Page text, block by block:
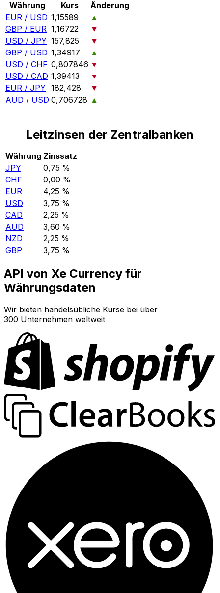
Währung Kurs
Änderung
EUR / USD 1,15589
▲
GBP / EUR 1,16722
▼
USD / JPY 157,825
▼
GBP / USD 1,34917
▲
USD / CHF 0,807846 ▼
USD / CAD 1,39413
▼
EUR / JPY 182,428
▼
AUD / USD 0,706728 ▲
Leitzinsen der Zentralbanken
Währung Zinssatz
JPY
0,75 %
CHF
0,00 %
EUR
4,25 %
USD
3,75 %
CAD
2,25 %
AUD
3,60 %
NZD
2,25 %
GBP
3,75 %
API von Xe Currency für
Währungsdaten
Wir bieten handelsübliche Kurse bei über
300 Unternehmen weltweit